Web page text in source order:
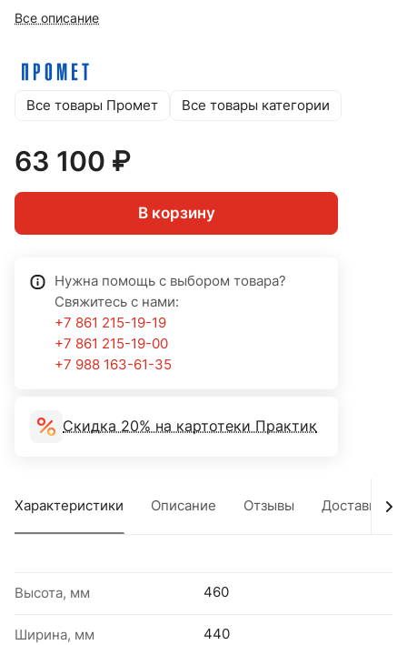
Все описание
Все товары Промет Все товары категории
63 100 ₽
В корзину
Нужна помощь с выбором товара?
Свяжитесь с нами:
+7 861 215-19-19
+7 861 215-19-00
+7 988 163-61-35
Скидка 20% на картотеки Практик
Характеристики Описание Отзывы Доставка
Высота, мм 460
Ширина, мм 440